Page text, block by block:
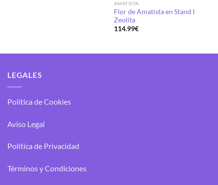
AMATISTA
Flor de Amatista en Stand I
Zeolita
114.99€
LEGALES
Política de Cookies
Aviso Legal
Política de Privacidad
Términos y Condiciones